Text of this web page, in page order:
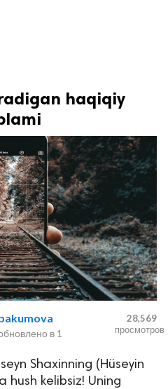
haqiqiy
в 1
28,569
просмотров
Shaxinning (Hüseyin
hush kelibsiz! Uning